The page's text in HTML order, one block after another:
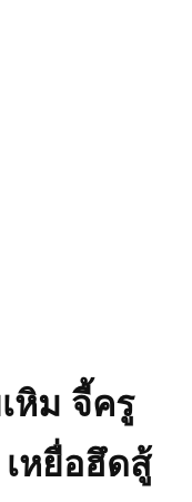
หิม จี้ครู
เหยื่อฮึดสู้